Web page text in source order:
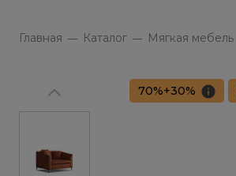
Главная Каталог Мягкая мебель
70%+30%